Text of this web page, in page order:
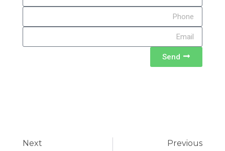
Send
Previous
Next